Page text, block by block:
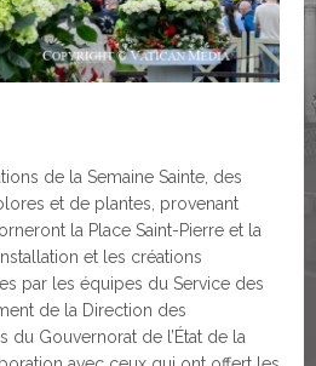
de la Semaine Sainte, des
et de plantes, provenant
la Place Saint-Pierre et la
et les créations
par les équipes du Service des
de la Direction des
du Gouvernorat de l’État de la